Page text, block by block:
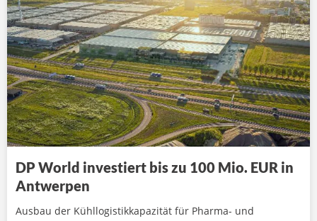
DP World investiert bis zu 100 Mio. EUR in
Antwerpen
Ausbau der Kühllogistikkapazität für Pharma- und